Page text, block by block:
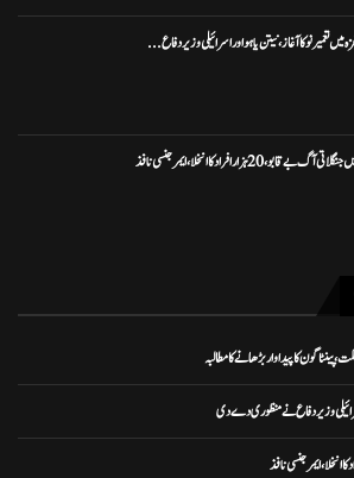
میں تعمیر نو کا آغاز، نیتن یاہو اور اسرائیلی وزیر دفاع...
آگ بے قابو، 20 ہزار افراد کا انخلا، ایمرجنسی نافذ
کا پیداوار بڑھانے کا مطالبہ
اسرائیلی وزیر دفاع نے منظوری دے دی